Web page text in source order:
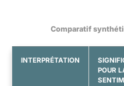
Comparatif
INTERPRÉTATION
POUR